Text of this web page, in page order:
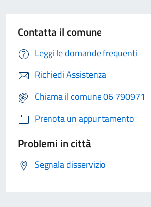
Contatta il comune
Leggi le domande frequenti
Richiedi Assistenza
Chiama il comune 06 790971
Prenota un appuntamento
Problemi in città
Segnala disservizio